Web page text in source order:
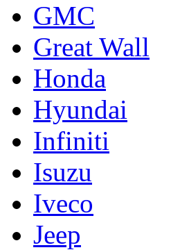
GMC
Great Wall
Honda
Hyundai
Infiniti
Isuzu
Iveco
Jeep